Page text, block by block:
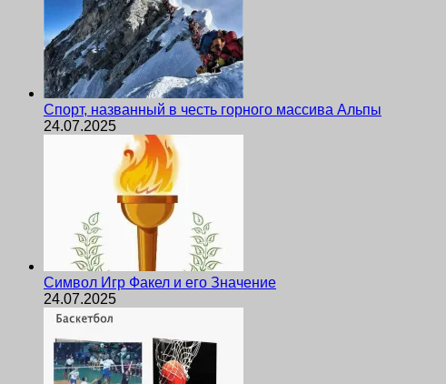
Спорт, названный в честь горного массива Альпы
24.07.2025
Символ Игр Факел и его Значение
24.07.2025